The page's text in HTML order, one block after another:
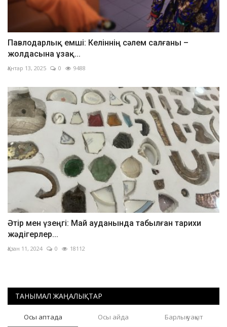
Павлодарлық емші: Келіннің сәлем салғаны –
жолдасына ұзақ...
Қантар 13, 2025 0 9488
Әтір мен үзеңгі: Май ауданында табылған тарихи
жәдігерлер...
Қазан 11, 2024 0 18112
ТАНЫМАЛ ЖАҢАЛЫҚТАР
Осы аптада Осы айда Барлық уақыт